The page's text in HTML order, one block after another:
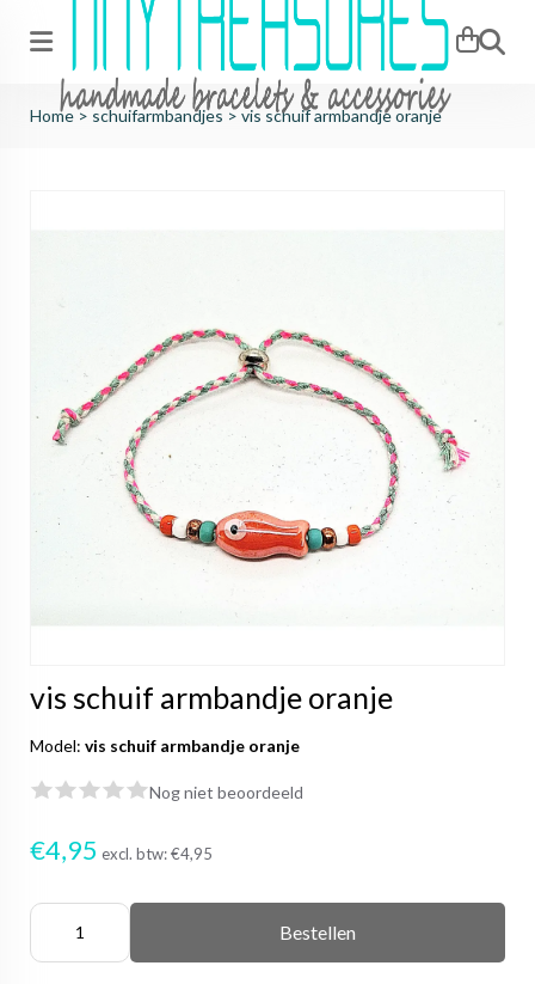
Zoeken
Home> schuifarmbandjes >vis schuif armbandje oranje
vis schuif armbandje oranje
Model: vis schuif armbandje oranje
Nog niet beoordeeld
€4,95 excl. btw:€4,95
Bestellen